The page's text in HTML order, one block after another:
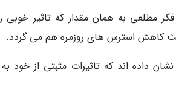
فکر مطلعی به همان مقدار که تاثیر
کاهش استرس های روزمره هم می گردد.
داده اند که تاثیرات مثبتی از خود